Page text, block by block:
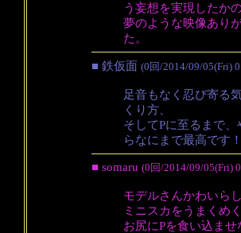
う妄想を実現したか
夢のような映像あり
た。
■ 鉄仮面 (0回/2014/09/05(Fri)
足音もなく忍び寄る
くり方、
そしてPに至るまで
らなにまで最高です！
■ somaru (0回/2014/09/05(Fri)
モデルさんかわいら
ミニスカをうまくめ
お尻にPを食い込ま